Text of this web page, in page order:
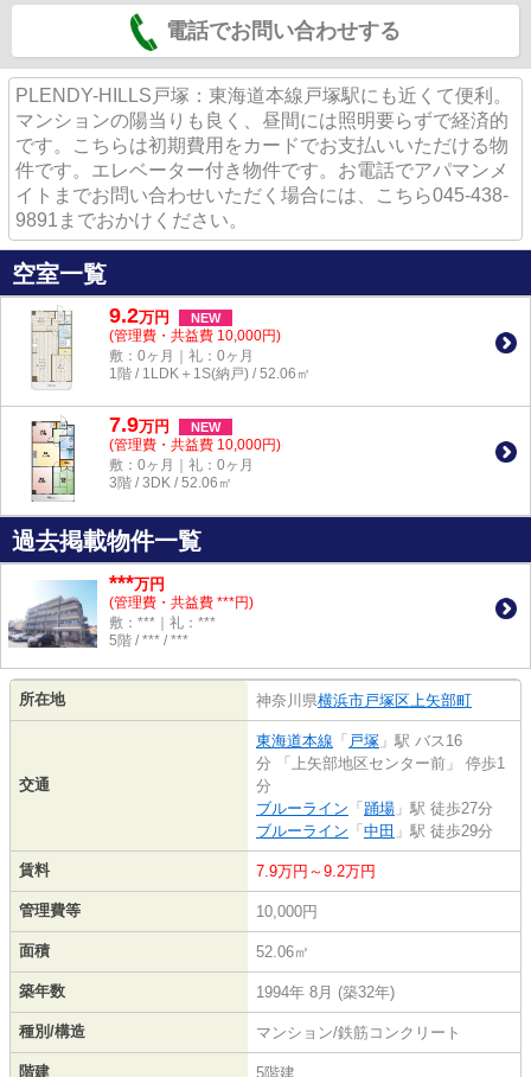
電話でお問い合わせする
PLENDY-HILLS戸塚：東海道本線戸塚駅にも近くて便利。
マンションの陽当りも良く、昼間には照明要らずで経済的
です。こちらは初期費用をカードでお支払いいただける物
件です。エレベーター付き物件です。お電話でアパマンメ
イトまでお問い合わせいただく場合には、こちら045-438-
9891までおかけください。
空室一覧
9.2万円 NEW
(管理費・共益費 10,000円)
敷：0ヶ月｜礼：0ヶ月
1階 / 1LDK＋1S(納戸) / 52.06㎡
7.9万円 NEW
(管理費・共益費 10,000円)
敷：0ヶ月｜礼：0ヶ月
3階 / 3DK / 52.06㎡
過去掲載物件一覧
***万円
(管理費・共益費 ***円)
敷：***｜礼：***
5階 / *** / ***
所在地 神奈川県横浜市戸塚区上矢部町
交通
東海道本線 「 戸塚 」駅 バス16
分 「上矢部地区センター前」 停歩1
分
ブルーライン 「 踊場 」駅 徒歩27分
ブルーライン 「 中田 」駅 徒歩29分
賃料 7.9万円～9.2万円
管理費等 10,000円
面積 52.06㎡
築年数 1994年 8月 (築32年)
種別/構造 マンション/鉄筋コンクリート
階建 5階建